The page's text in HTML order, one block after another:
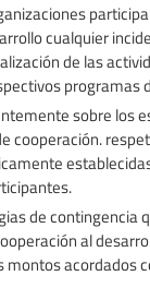
cualquier
de las
programas
sobre los
cooperación.
de contingencia
al
montos acordados